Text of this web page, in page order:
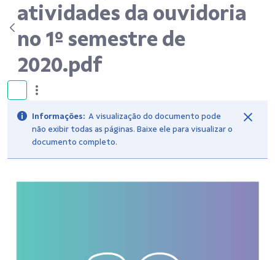
atividades da ouvidoria
no 1º semestre de
2020.pdf
Informações: A visualização do documento pode
não exibir todas as páginas. Baixe ele para visualizar o
documento completo.